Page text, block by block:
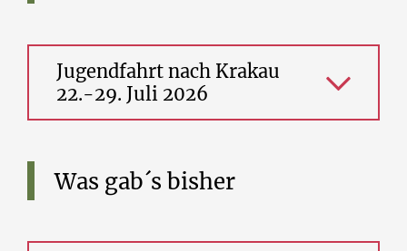
Jugendfahrt nach Krakau
22.-29. Juli 2026
Was gab´s bisher